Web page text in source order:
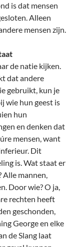
is dat mensen
Alleen
mensen zijn.
de natie kijken.
dat andere
gebruikt, kun je
wie hun geest is
hun
en denken dat
mensen, want
Dit
is. Wat staat er
Alle mannen,
Door wie? O ja,
rechten heeft
geschonden,
George en elke
de Slang laat